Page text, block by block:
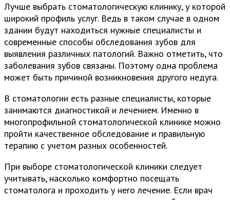
Лучше выбрать стоматологическую клинику, у которой
широкий профиль услуг. Ведь в таком случае в одном
здании будут находиться нужные специалисты и
современные способы обследования зубов для
выявления различных патологий. Важно отметить, что
заболевания зубов связаны. Поэтому одна проблема
может быть причиной возникновения другого недуга.
В стоматологии есть разные специалисты, которые
занимаются диагностикой и лечением. Именно в
многопрофильной стоматологической клинике можно
пройти качественное обследование и правильную
терапию с учетом разных особенностей.
При выборе стоматологической клиники следует
учитывать, насколько комфортно посещать
стоматолога и проходить у него лечение. Если врач